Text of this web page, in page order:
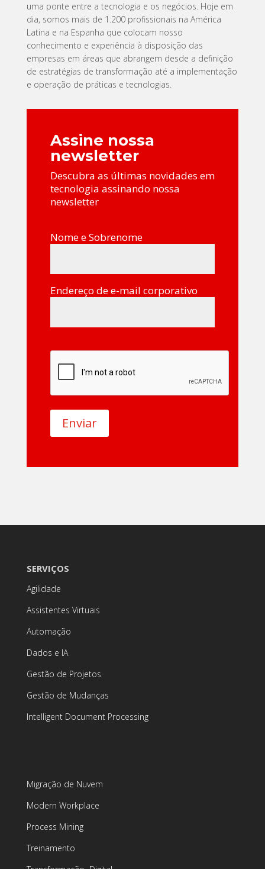
uma ponte entre a tecnologia e os negócios. Hoje em
dia, somos mais de 1.200 profissionais na América
Latina e na Espanha que colocam nosso
conhecimento e experiência à disposição das
empresas em áreas que abrangem desde a definição
de estratégias de transformação até a implementação
e operação de práticas e tecnologias.
Assine nossa
newsletter
Descubra as últimas novidades em
tecnologia assinando nossa
newsletter
Nome e Sobrenome
Endereço de e-mail corporativo
Enviar
SERVIÇOS
Agilidade
Assistentes Virtuais
Automação
Dados e IA
Gestão de Projetos
Gestão de Mudanças
Intelligent Document Processing
Migração de Nuvem
Modern Workplace
Process Mining
Treinamento